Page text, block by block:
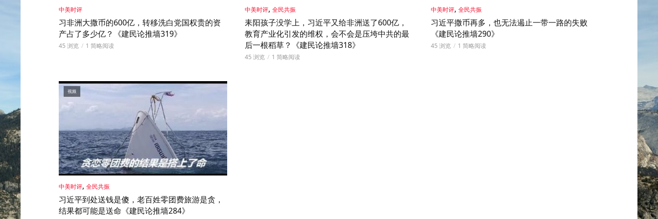
中美时评
习非洲大撒币的600亿，转移洗白党国权贵的资
产占了多少亿？《建民论推墙319》
45 浏览 1 简略阅读
中美时评, 全民共振
耒阳孩子没学上，习近平又给非洲送了600亿，
教育产业化引发的维权，会不会是压垮中共的最
后一根稻草？《建民论推墙318》
45 浏览 1 简略阅读
中美时评, 全民共振
习近平撒币再多，也无法遏止一带一路的失败
《建民论推墙290》
45 浏览 1 简略阅读
视频
中美时评, 全民共振
习近平到处送钱是傻，老百姓零团费旅游是贪，
结果都可能是送命《建民论推墙284》